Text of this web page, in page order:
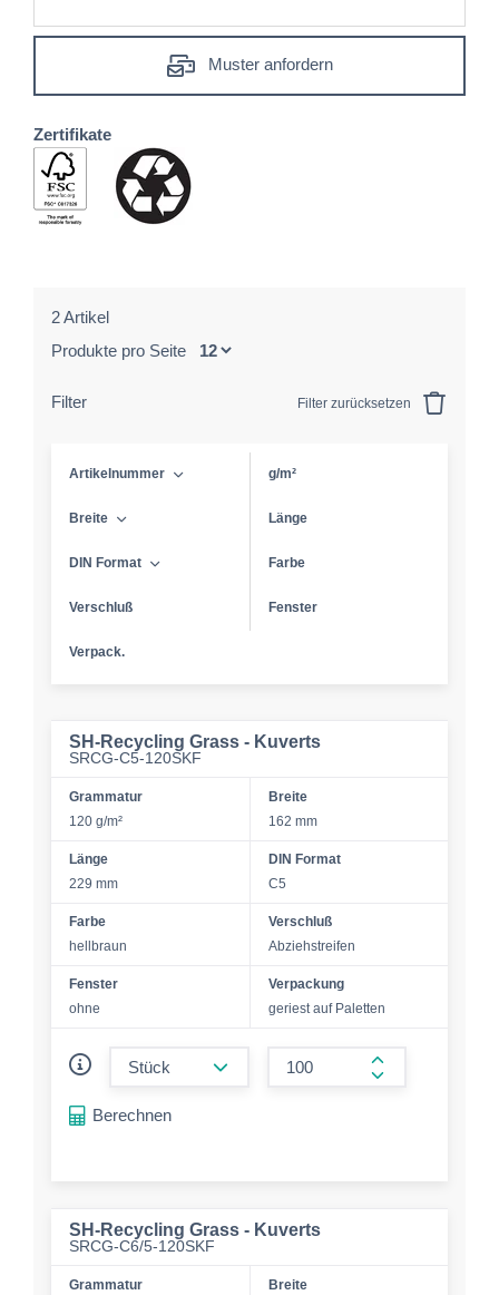
Muster anfordern
Zertifikate
2 Artikel
Produkte pro Seite
Filter Filter zurücksetzen
Artikelnummer g/m²
Breite Länge
DIN Format Farbe
Verschluß Fenster
Verpack.
SH-Recycling Grass - Kuverts
SRCG-C5-120SKF
Grammatur
120 g/m²
Breite
162 mm
Länge
229 mm
DIN Format
C5
Farbe
hellbraun
Verschluß
Abziehstreifen
Fenster
ohne
Verpackung
geriest auf Paletten
form.increase-
Berechnen
SH-Recycling Grass - Kuverts
SRCG-C6/5-120SKF
Grammatur Breite